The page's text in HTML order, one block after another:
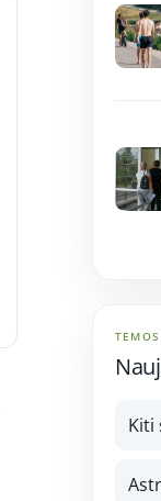
TEMOS
Kiti